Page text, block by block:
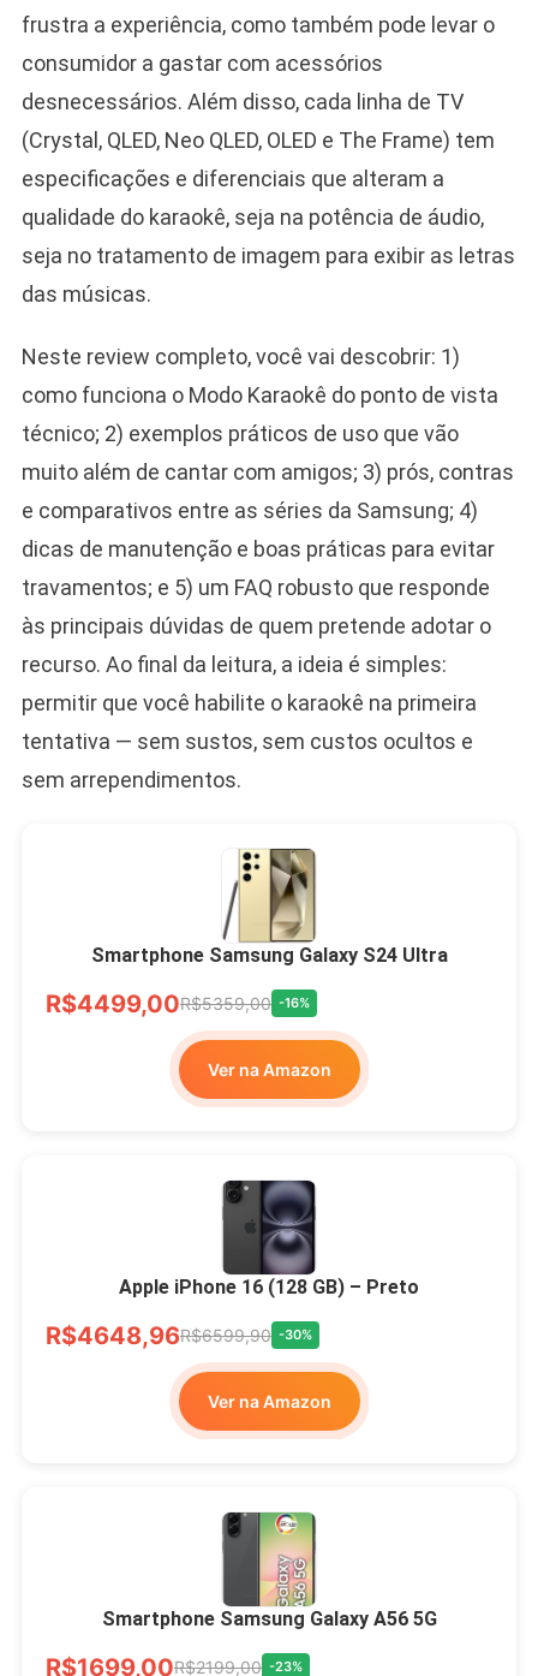
frustra a experiência, como também pode levar o
consumidor a gastar com acessórios
desnecessários. Além disso, cada linha de TV
(Crystal, QLED, Neo QLED, OLED e The Frame) tem
especificações e diferenciais que alteram a
qualidade do karaokê, seja na potência de áudio,
seja no tratamento de imagem para exibir as letras
das músicas.
Neste review completo, você vai descobrir: 1)
como funciona o Modo Karaokê do ponto de vista
técnico; 2) exemplos práticos de uso que vão
muito além de cantar com amigos; 3) prós, contras
e comparativos entre as séries da Samsung; 4)
dicas de manutenção e boas práticas para evitar
travamentos; e 5) um FAQ robusto que responde
às principais dúvidas de quem pretende adotar o
recurso. Ao final da leitura, a ideia é simples:
permitir que você habilite o karaokê na primeira
tentativa — sem sustos, sem custos ocultos e
sem arrependimentos.
Smartphone Samsung Galaxy S24 Ultra
R$4499,00R$5359,00 -16%
Ver na Amazon
Apple iPhone 16 (128 GB) – Preto
R$4648,96R$6599,90 -30%
Ver na Amazon
Smartphone Samsung Galaxy A56 5G
R$1699,00R$2199,00 -23%